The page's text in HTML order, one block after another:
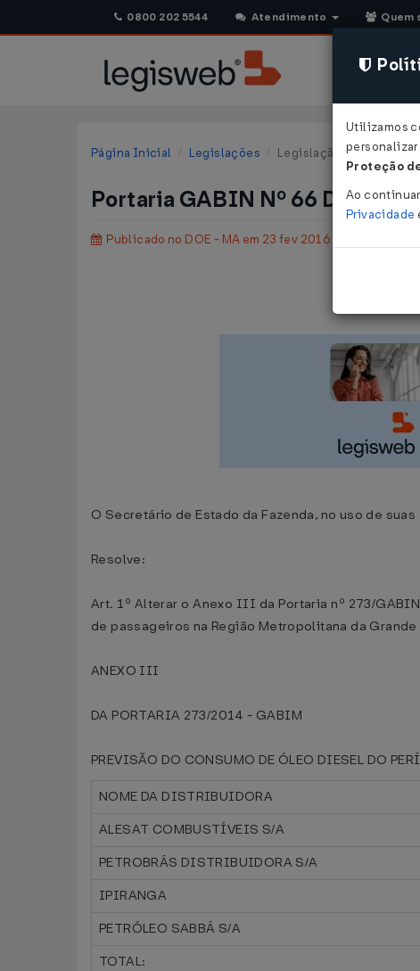
0800 202 5544 Atendimento Quem
Página Inicial Legislações Legislação Estadual -
Portaria GABIN Nº 66 DE 19/
Publicado no DOE - MA em 23 fev 2016
O Secretário de Estado da Fazenda, no uso de
Resolve:
Art. 1º Alterar o Anexo III da Portaria nº 273/
de passageiros na Região Metropolitana da
ANEXO III
DA PORTARIA 273/2014 - GABIM
PREVISÃO DO CONSUMO DE ÓLEO DIESEL DO
NOME DA DISTRIBUIDORA
ALESAT COMBUSTÍVEIS S/A
PETROBRÁS DISTRIBUIDORA S/A
IPIRANGA
PETRÓLEO SABBÁ S/A
TOTAL:
Utilizamos
personalizar
Proteção
Ao
Privacidade